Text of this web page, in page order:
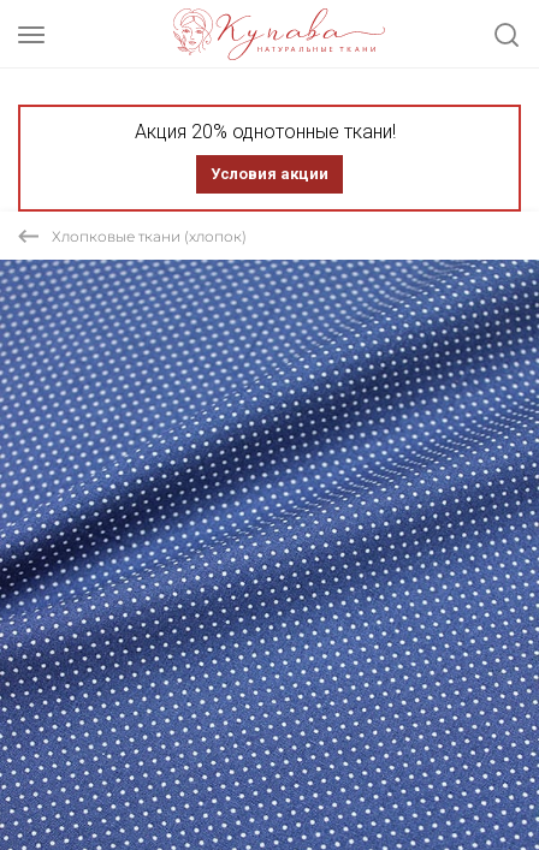
Акция 20% однотонные ткани!
Условия акции
Хлопковые ткани (хлопок)